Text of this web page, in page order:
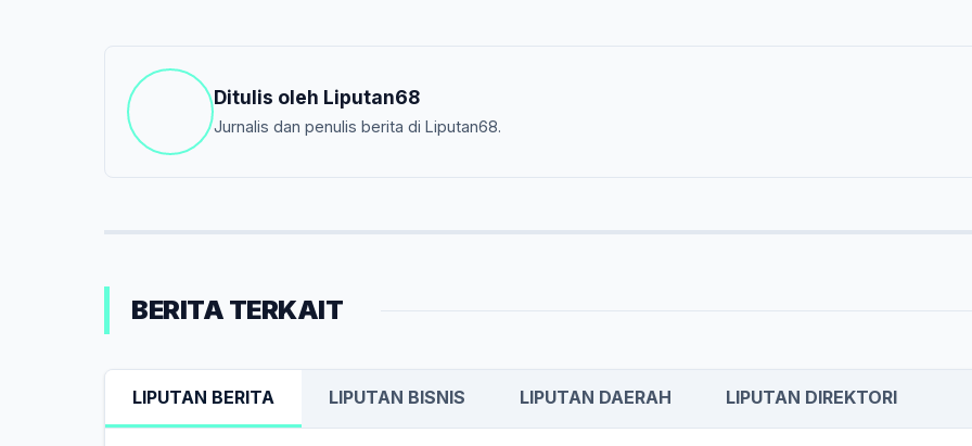
Ditulis oleh Liputan68
Jurnalis dan penulis berita di Liputan68.
BERITA TERKAIT
LIPUTAN BERITA LIPUTAN BISNIS LIPUTAN DAERAH LIPUTAN DIREKTORI